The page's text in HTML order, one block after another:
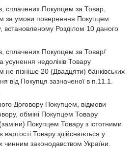
сплачених Покупцем за Товар,
за умови повернення Покупцем
встановленому Розділом 10 даного
сплачених Покупцем за Товар/
усунення недоліків Товару
не пізніше 20 (Двадцяти) банківських
від Покупця зазначеної в п.11.1.
Договору Покупцем, відмови
обміні Покупцем Товару
Покупцем Товару з істотними
Товару здійснюється у
законодавством України.